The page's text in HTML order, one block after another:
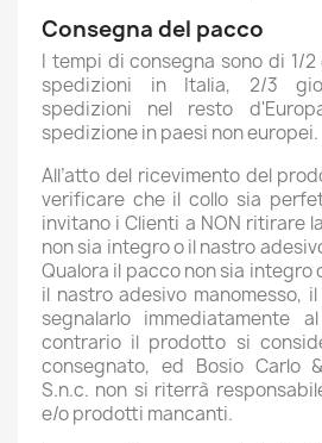
Consegna del pacco
I tempi di consegna sono di 1/
spedizioni in Italia, 2/3
spedizioni nel resto
spedizione in paesi non europei.
All’atto del ricevimento del
verificare che il collo sia
invitano i Clienti a NON ritirare
non sia integro o il nastro
Qualora il pacco non sia integro
il nastro adesivo manomesso,
segnalarlo immediatamente
contrario il prodotto si
consegnato, ed Bosio Carlo
S.n.c. non si riterrà
e/o prodotti mancanti.